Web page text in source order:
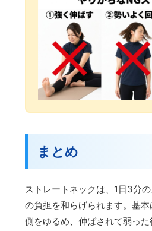
まとめ
ストレートネックは、1日3分
の負担を和らげられます。基
側をゆるめ、伸ばされて弱っ